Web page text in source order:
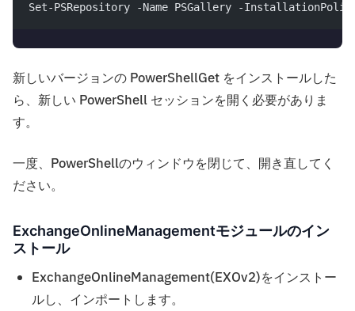
Set-PSRepository -Name PSGallery -
新しいバージョンの PowerShellGet をインストールした
ら、新しい PowerShell セッションを開く必要がありま
す。
一度、PowerShellのウィンドウを閉じて、開き直してく
ださい。
ExchangeOnlineManagementモジュールのイン
ストール
ExchangeOnlineManagement(EXOv2)をインストー
ルし、インポートします。